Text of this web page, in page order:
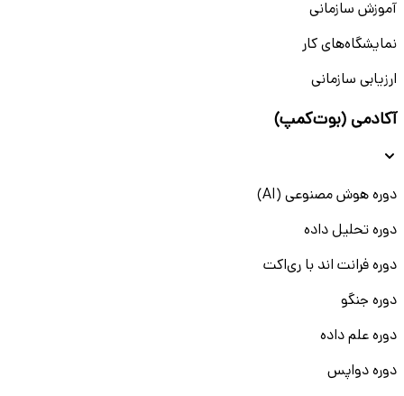
آموزش سازمانی
نمایشگاه‌های کار
ارزیابی سازمانی
آکادمی (بوت‌کمپ)
دوره هوش مصنوعی (AI)
دوره تحلیل داده
دوره فرانت اند با ری‌اکت
دوره جنگو
دوره علم داده
دوره دواپس